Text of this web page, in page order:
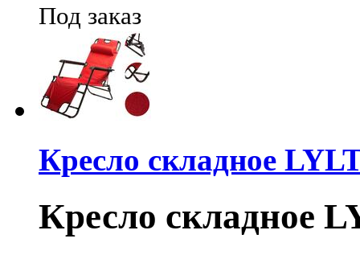
Под заказ
Кресло складное
Кресло складное